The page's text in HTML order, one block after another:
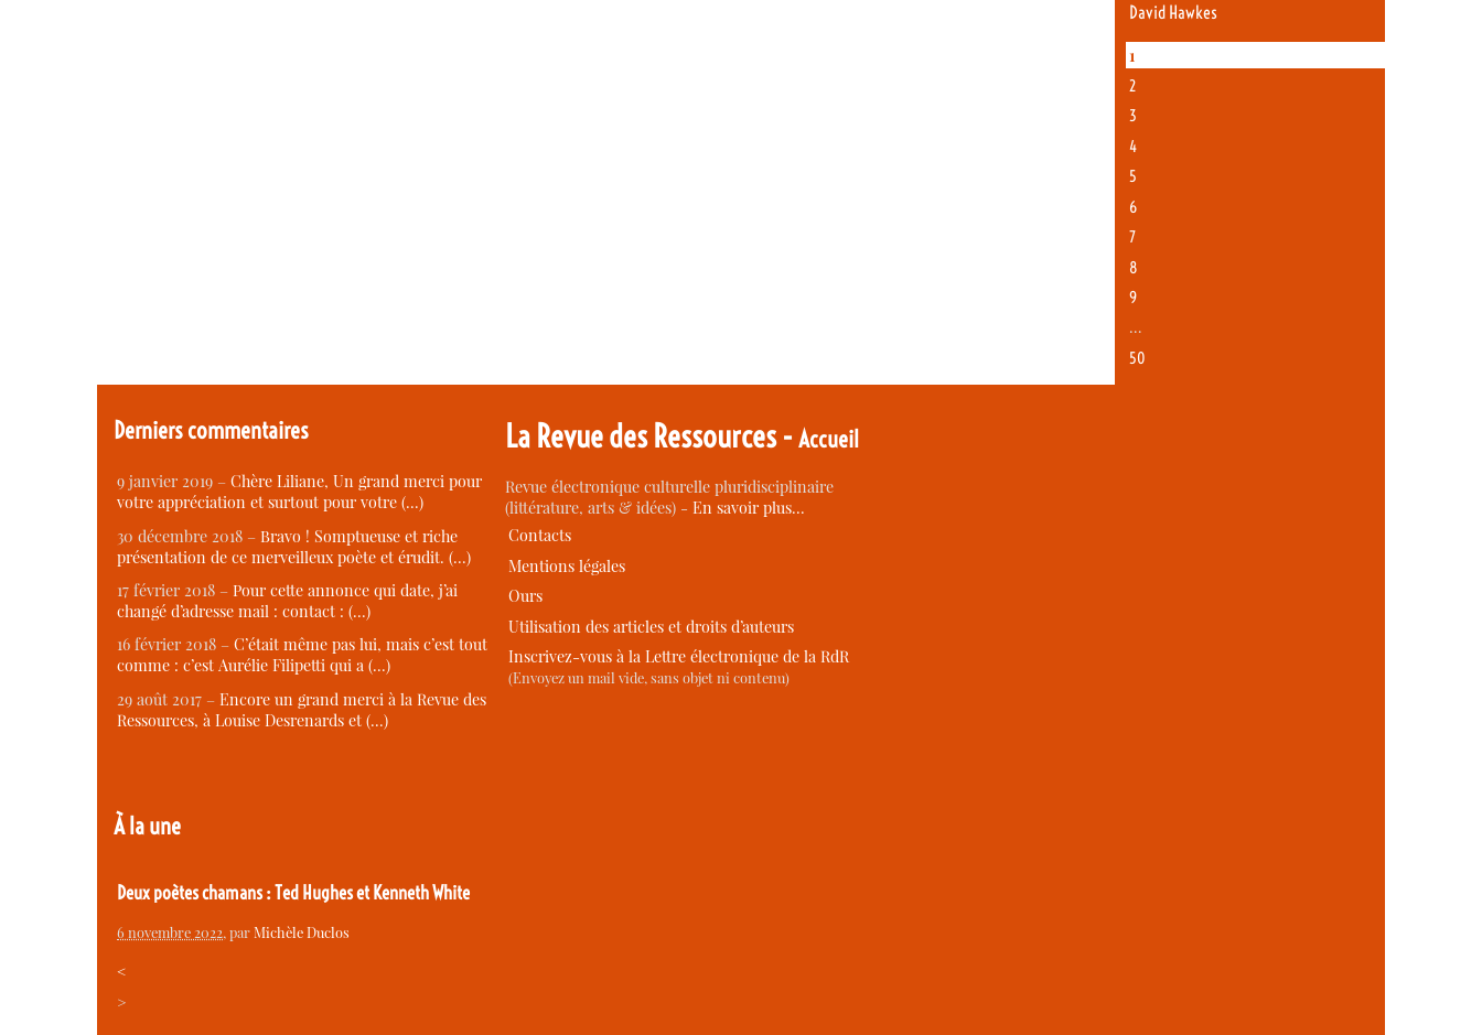
David Hawkes
1
2
3
4
5
6
7
8
9
…
50
Derniers commentaires
9 janvier 2019 – Chère Liliane, Un grand merci pour
votre appréciation et surtout pour votre (…)
30 décembre 2018 – Bravo ! Somptueuse et riche
présentation de ce merveilleux poète et érudit. (…)
17 février 2018 – Pour cette annonce qui date, j’ai
changé d’adresse mail : contact : (…)
16 février 2018 – C’était même pas lui, mais c’est tout
comme : c’est Aurélie Filipetti qui a (…)
29 août 2017 – Encore un grand merci à la Revue des
Ressources, à Louise Desrenards et (…)
À la une
Deux poètes chamans : Ted Hughes et Kenneth White
6 novembre 2022, parMichèle Duclos
<
>
La Revue des Ressources -Accueil
Revue électronique culturelle pluridisciplinaire
(littérature, arts & idées) -En savoir plus…
Contacts
Mentions légales
Ours
Utilisation des articles et droits d’auteurs
Inscrivez-vous à la Lettre électronique de la RdR
(Envoyez un mail vide, sans objet ni contenu)